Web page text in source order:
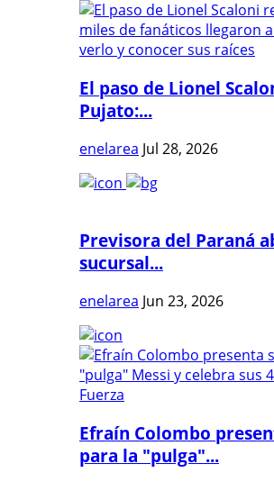
El paso de Lionel
Pujato:...
enelarea Jul 28, 2026
Previsora del Paraná
sucursal...
enelarea Jun 23, 2026
Efraín Colombo
para la "pulga"...